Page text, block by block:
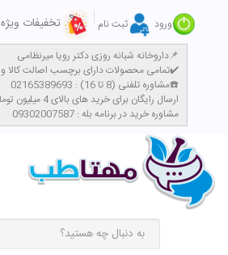
ورود ثبت نام تخفیفات ویژه
داروخانه شبانه روزی دکتر رویا میرنظامی📌
تمامی محصولات دارای برچسب اصالت کالا و سیب سلامت میباشند✔️
مشاوره تلفنی (8 تا 16) : 02165389693☎️
​ارسال رایگان برای خرید های بالای 4 میلیون تومان با پست پیشتاز
مشاوره خرید در برنامه بله : 09302007587